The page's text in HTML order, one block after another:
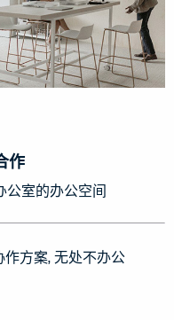
作
公室的办公空间
作方案 无处不办公